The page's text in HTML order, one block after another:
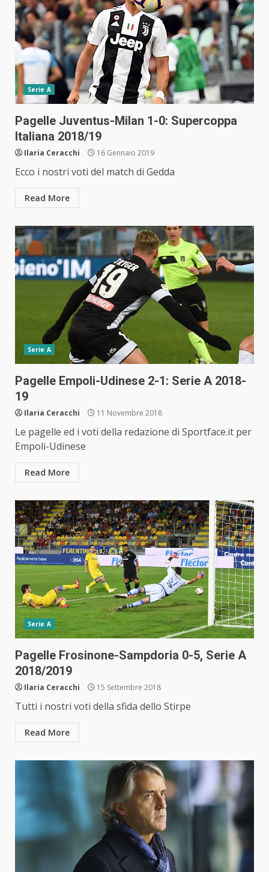
Serie A
Pagelle Juventus-Milan 1-0: Supercoppa
Italiana 2018/19
Ilaria Ceracchi 16 Gennaio 2019
Ecco i nostri voti del match di Gedda
Read More
Serie A
Pagelle Empoli-Udinese 2-1: Serie A 2018-
19
Ilaria Ceracchi 11 Novembre 2018
Le pagelle ed i voti della redazione di Sportface.it per
Empoli-Udinese
Read More
Serie A
Pagelle Frosinone-Sampdoria 0-5, Serie A
2018/2019
Ilaria Ceracchi 15 Settembre 2018
Tutti i nostri voti della sfida dello Stirpe
Read More